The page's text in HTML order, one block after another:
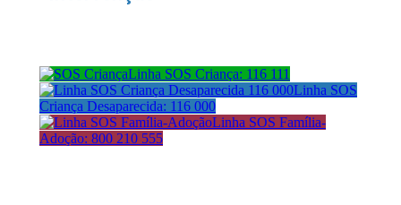
Linha SOS Criança: 116 111
Linha SOS
Criança Desaparecida: 116 000
Linha SOS Família-
Adoção: 800 210 555